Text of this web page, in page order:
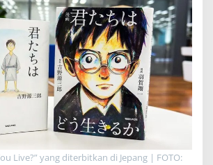
Live?” yang diterbitkan di Jepang | FOTO: